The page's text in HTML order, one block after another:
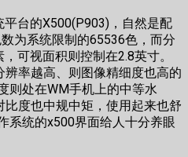
台的X500(P903)，自然是配
为系统限制的65536色，而分
可视面积则控制在2.8英寸。
率越高、则图像精细度也高的
则处在WM手机上的中等水
度也中规中矩，使用起来也舒
系统的x500界面给人十分养眼